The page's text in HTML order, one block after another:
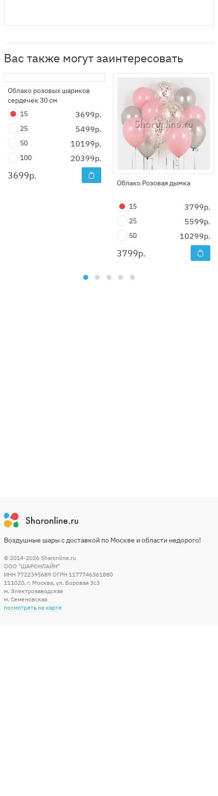
Вас также могут заинтересовать
Облако розовых шариков
сердечек 30 см
15
3699р.
25 5499р.
50 10199р.
100 20399р.
3699р.
Облако Розовая дымка
15 3799р.
25 5599р.
50 10299р.
3799р.
Воздушные шары с доставкой по Москве и области недорого!
© 2014-2026 Sharonline.ru
ООО "ШАРОНЛАЙН"
ИНН 7722395689 ОГРН 1177746361880
111020, г. Москва, ул. Боровая 3c3
м. Электрозаводская
м. Семеновская
посмотреть на карте